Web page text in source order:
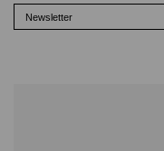
Newsletter